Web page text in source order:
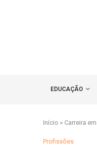
EDUCAÇÃO
Início » Carreira
Profissões